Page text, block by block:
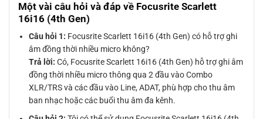
Một vài câu hỏi và đáp về Focusrite Scarlett
16i16 (4th Gen)
Câu hỏi 1: Focusrite Scarlett 16i16 (4th Gen) có hỗ trợ ghi
âm đồng thời nhiều micro không?
Trả lời: Có, Focusrite Scarlett 16i16 (4th Gen) hỗ trợ ghi âm
đồng thời nhiều micro thông qua 2 đầu vào Combo
XLR/TRS và các đầu vào Line, ADAT, phù hợp cho thu âm
ban nhạc hoặc các buổi thu âm đa kênh.